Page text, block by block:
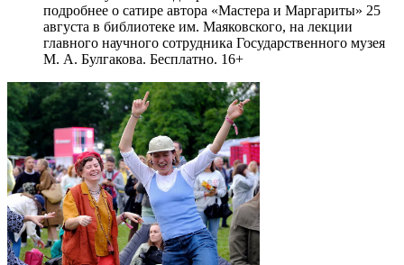
подробнее о сатире автора «Мастера и Маргариты» 25
августа в библиотеке им. Маяковского, на лекции
главного научного сотрудника Государственного музея
М. А. Булгакова. Бесплатно. 16+